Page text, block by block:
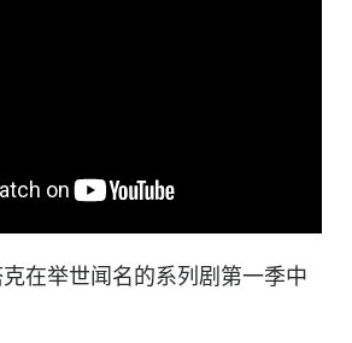
在举世闻名的系列剧第一季中